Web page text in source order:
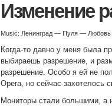
Изменение
Music: Ленинград — Пуля — Любовь
Когда-то давно у меня была
выбираешь разрешение, и
разрешение. Особо я ей не
Opera, но сейчас захотелось
Мониторы стали большими, а